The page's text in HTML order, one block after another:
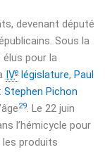
devenant député
Sous la
élus pour la
IVe législature, Paul
Stephen Pichon
29. Le 22 juin
l’hémicycle pour
les produits